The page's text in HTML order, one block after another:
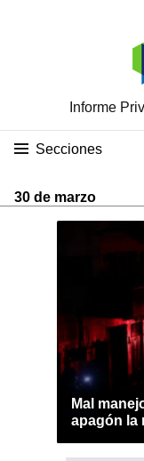
Informe
Secciones
30 de marzo
Mal
apagón la